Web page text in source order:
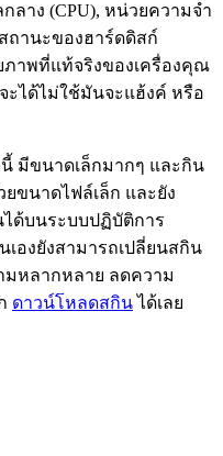
ลาง (CPU), หน่วยความจำ
ถานะของฮาร์ดดิสก์
ภาพที่แท้จริงของเครื่องคุณ
ะได้ไม่ใช้มันจะแฮ้งค์ หรือ
นี้ มีขนาดเล็กมากๆ และกิน
ขนาดไฟล์เล็ก และยัง
ด้บนระบบปฏิบัติการ
เองยังสามารถเปลี่ยนสกิน
มหลากหลาย ลดความ
ดาวน์โหลดสกินได้เลย